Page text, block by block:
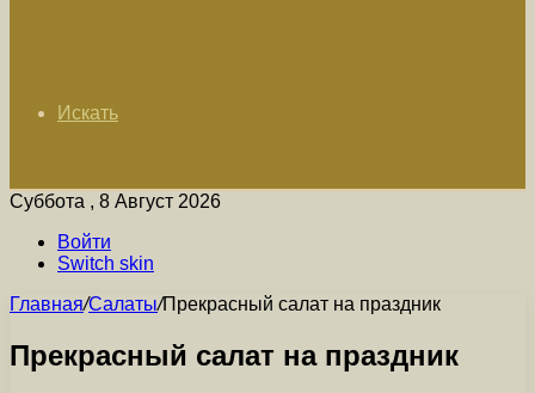
Искать
Суббота , 8 Август 2026
Войти
Switch skin
Главная/Салаты/Прекрасный салат на праздник
Прекрасный салат на праздник